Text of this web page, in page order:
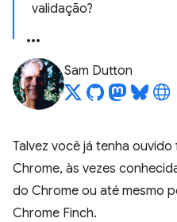
validação?
Sam Dutton
Talvez você já tenha
Chrome, às vezes
do Chrome ou até mesmo
Chrome Finch.